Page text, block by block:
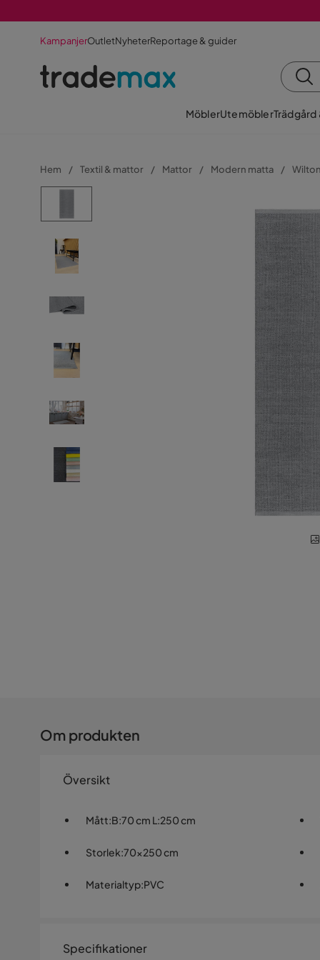
KampanjerOutletNyheterReportage & guider
MöblerUtemöblerTrädgård
Hem Textil & mattor Mattor Modern matta
Om produkten
Översikt
Mått:B:70 cm L:250 cm
Storlek:70x250 cm
Materialtyp:PVC
Specifikationer